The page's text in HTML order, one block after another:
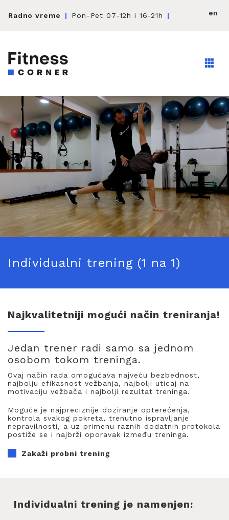
Radno vreme | Pon-Pet 07-12h i 16-21h | en
Individualni trening (1 na 1)
Najkvalitetniji mogući način treniranja!
Jedan trener radi samo sa jednom
osobom tokom treninga.
Ovaj način rada omogućava najveću bezbednost,
najbolju efikasnost vežbanja, najbolji uticaj na
motivaciju vežbača i najbolji rezultat treninga.
Moguće je najpreciznije doziranje opterećenja,
kontrola svakog pokreta, trenutno ispravljanje
nepravilnosti, a uz primenu raznih dodatnih protokola
postiže se i najbrži oporavak između treninga.
Zakaži probni trening
Individualni trening je namenjen: